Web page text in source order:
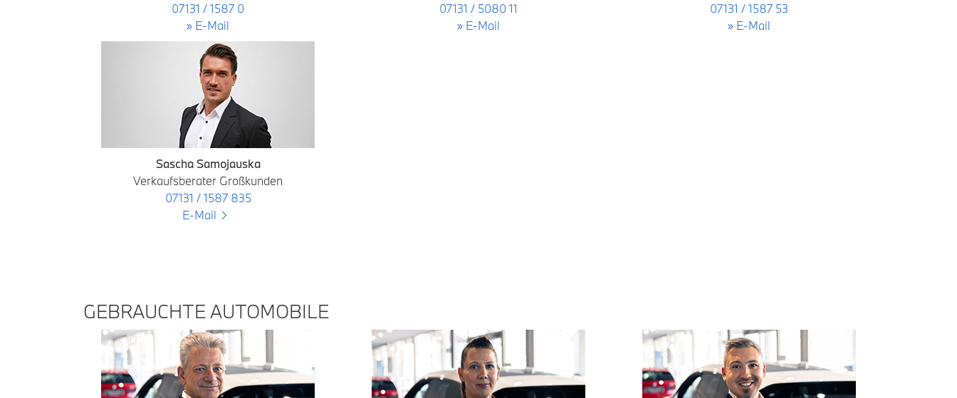
07131 / 1587 0
» E-Mail
Sascha Samojauska
Verkaufsberater Großkunden
07131 / 1587 835
​​​​​​​E-Mail
07131 / 5080 11
» E-Mail
07131 / 1587 53
» E-Mail
GEBRAUCHTE AUTOMOBILE